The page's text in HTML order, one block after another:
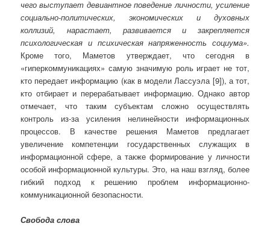
чего выступает девиантное поведение личности, усиление
социально-политических, экономических и духовных
коллизий, нарастает, развивается и закрепляется
психологическая и психическая напряженность социума».
Кроме того, Маметов утверждает, что сегодня в
«гиперкоммуникациях» самую значимую роль играет не тот,
кто передает информацию (как в модели Лассуэла [9]), а тот,
кто отбирает и перерабатывает информацию. Однако автор
отмечает, что таким субъектам сложно осуществлять
контроль из-за усиления нелинейности информационных
процессов. В качестве решения Маметов предлагает
увеличение компетенции государственных служащих в
информационной сфере, а также формирование у личности
особой информационной культуры. Это, на наш взгляд, более
гибкий подход к решению проблем информационно-
коммуникационной безопасности.
Свобода слова